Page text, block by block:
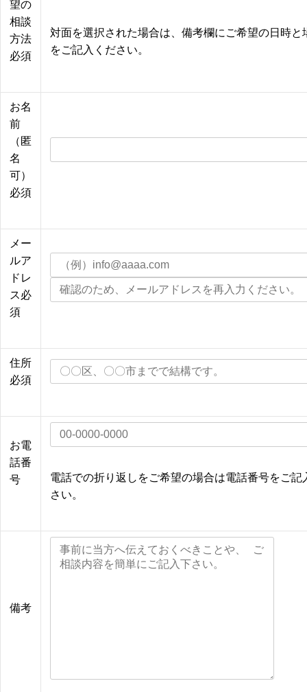
望の
相談
方法
必須
対面を選択された場合は、備考欄にご希望の日時と
をご記入ください。
お名
前
（匿
名
可）
必須
メー
ルア
ドレ
ス必
須
住所
必須
お電
話番
号
電話での折り返しをご希望の場合は電話番号をご記
さい。
備考